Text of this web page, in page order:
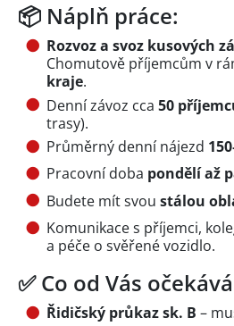
📦 Náplň práce:
Rozvoz a svoz kusových
Chomutově příjemcům v
kraje.
Denní závoz cca 50
trasy).
Průměrný denní nájezd
Pracovní doba pondělí až
Budete mít svou stálou
Komunikace s příjemci,
a péče o svěřené vozidlo.
✅ Co od Vás
Řidičský průkaz sk. B –